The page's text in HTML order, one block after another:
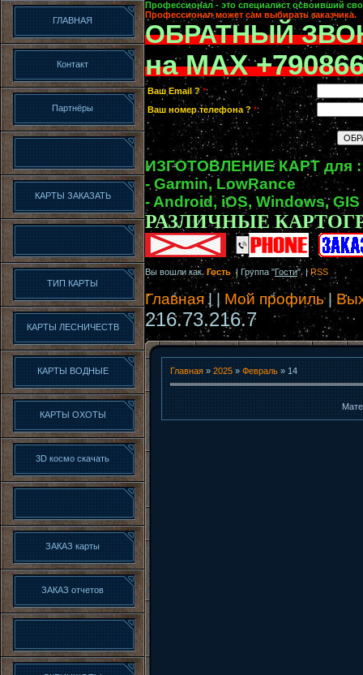
ГЛАВНАЯ
Контакт
Партнёры
КАРТЫ ЗАКАЗАТЬ
ТИП КАРТЫ
КАРТЫ ЛЕСНИЧЕСТВ
КАРТЫ ВОДНЫЕ
КАРТЫ ОХОТЫ
3D космо скачать
ЗАКАЗ карты
ЗАКАЗ отчетов
Профессионал - это специалист освоивший
Профессионал может сам выбирать заказчика.
ОБРАТНЫЙ
на MAX
Ваш Email ? *:
Ваш номер телефона ? *:
ИЗГОТОВЛЕНИЕ КАРТ для :
- Garmin, LowRance
- Android, iOS, Windows, GIS
РАЗЛИЧНЫЕ
Вы вошли какГость | Группа "Гости" |RSS
Главная| | Мой профиль|
216.73.216.7
Главная » 2025 » Февраль » 14